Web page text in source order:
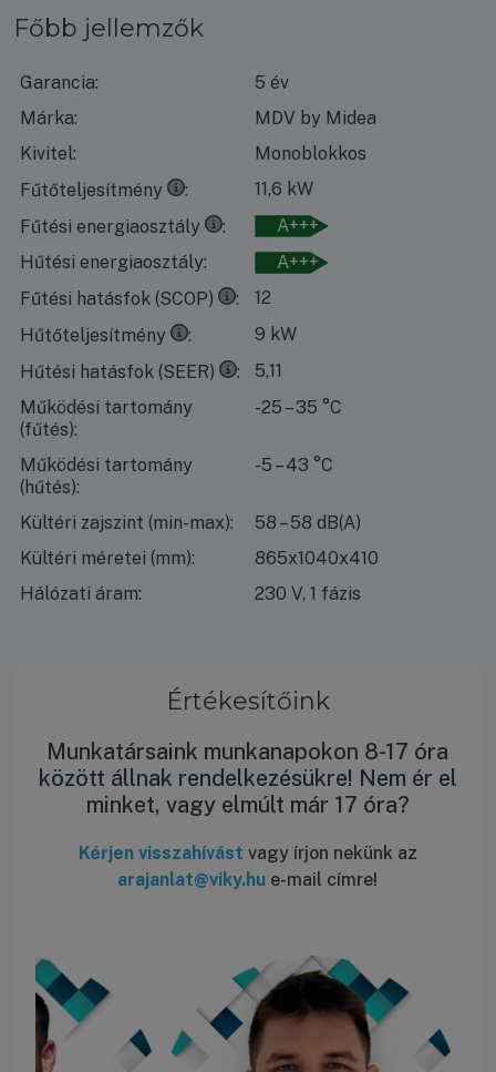
Főbb jellemzők
Garancia:
5 év
Márka:
MDV by Midea
Kivitel:
Monoblokkos
Fűtőteljesítmény
11,6 kW
35°Ckilépő vízhőmérséklet esetén, 7°C-os száraz
Fűtési energiaosztály
A+++
35°Ckilépő vízhőmérséklet esetén, 7°C-os száraz
Hűtési energiaosztály:
A+++
Fűtési hatásfok (SCOP)
12
35°Ckilépő vízhőmérséklet esetén, 7°C-os száraz
Hűtőteljesítmény
9 kW
7°Ckilépő vízhőmérséklet esetén, 35°C-os száraz
Hűtési hatásfok (SEER)
5,11
18°Ckilépő vízhőmérséklet esetén, 35°C-os száraz
Működési tartomány
(fűtés):
-25 – 35 °C
Működési tartomány
(hűtés):
-5 – 43 °C
Kültéri zajszint (min-max):
58 – 58 dB(A)
Kültéri méretei (mm):
865x1040x410
Hálózati áram:
230 V, 1 fázis
Értékesítőink
Munkatársaink munkanapokon 8-17 óra
között állnak rendelkezésükre! Nem ér el
minket, vagy elmúlt már 17 óra?
Kérjen visszahívást vagy írjon nekünk az
arajanlat@viky.hu e-mail címre!